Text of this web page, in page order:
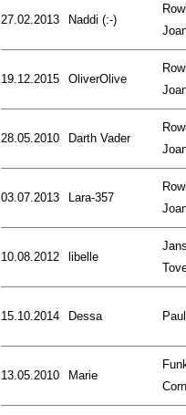
27.02.2013 Naddi (:-)
19.12.2015 OliverOlive
28.05.2010 Darth Vader
03.07.2013 Lara-357
10.08.2012 libelle
15.10.2014 Dessa
13.05.2010 Marie